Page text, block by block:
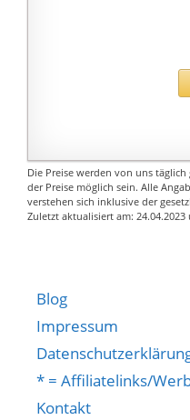
Die Preise werden von uns
der Preise möglich sein. Alle
verstehen sich inklusive der
Zuletzt aktualisiert am: 24.04.2023
Blog
Impressum
* = Affiliatelinks/
Kontakt